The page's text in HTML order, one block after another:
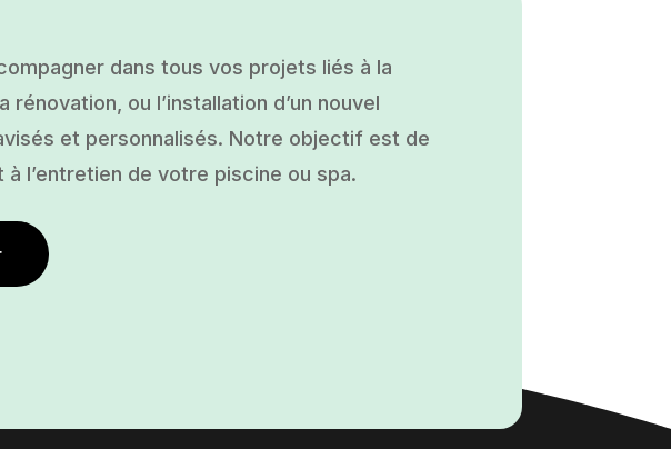
dans tous vos projets liés à la
ou l’installation d’un nouvel
et personnalisés. Notre objectif est de
l’entretien de votre piscine ou spa.